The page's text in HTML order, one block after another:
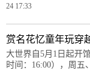
24 17:33
赏名花忆童年玩穿
大世界自5月1日起开
时间：16:00），周五